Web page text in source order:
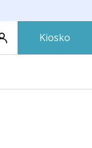
Kiosko